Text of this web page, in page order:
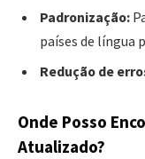
Padronização:
países de língua
Redução de
Onde Posso
Atualizado?